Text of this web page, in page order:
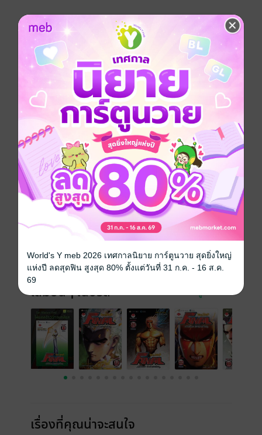
หมดเวลาโหมโรงและเข้าสู่ศึกที่จะตัดสินชะตากรรมของ
จักรวาลนี้ ซีเทียนอู่ที่เป็นไป่หวู่หนานร่างดีที่มาเกิดใหม่จะ
พัฒนาพลังให้เทียบเท่า warlord คนอื่นๆ ได้หรือไม่ ไป่หวู่
หนานร่างมารตายจริงรึเปล่า Warlord คนไหนที่จะเป็นผู้
ชนะศึกนี้ นี่คงเป็นคำถามที่ทุกคนมีอยู่ในใจ และคำตอบ
นั้นอยู่ใน warlord final ศึกไฟนอล จ้าวนักรบกลียุค ที่มา
พร้อมความมันระดับทะลุทุกชั้นบรรยากาศ
การ์ตูนจีน
ซีรีส์ Warlord Final ไฟนอลจ้าวนักรบกลียุค
ประเภทไฟล์ pdf
วันที่วางขาย 19 กันยายน 2556
ราคาปก 50 บาท (ประหยัด 20%)
เล่มอื่นๆ ในซีรีส์
เรื่องที่คุณน่าจะสนใจ
World's Y meb 2026 เทศกาลนิยาย การ์ตูนวาย สุดยิ่งใหญ่
แห่งปี ลดสุดฟิน สูงสุด 80% ตั้งแต่วันที่ 31 ก.ค. - 16 ส.ค.
69